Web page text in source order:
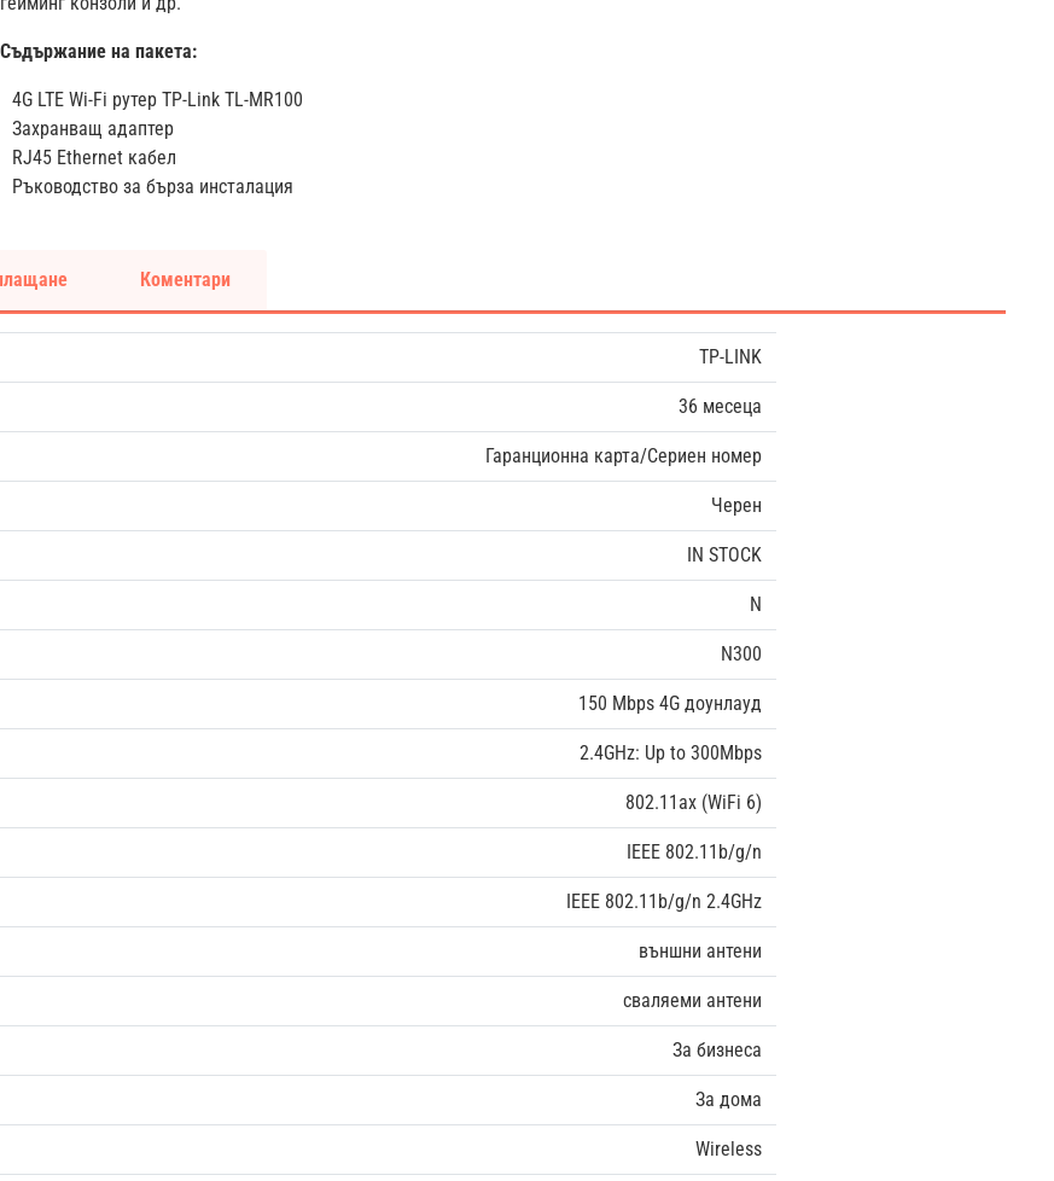
Съдържание на пакета:
4G LTE Wi-Fi рутер TP-Link TL-MR100
Захранващ адаптер
RJ45 Ethernet кабел
Ръководство за бърза инсталация
Коментари
TP-LINK
36 месеца
Гаранционна карта/Сериен номер
Черен
IN STOCK
N
N300
150 Mbps 4G доунлауд
2.4GHz: Up to 300Mbps
802.11ax (WiFi 6)
IEEE 802.11b/g/n
IEEE 802.11b/g/n 2.4GHz
външни антени
сваляеми антени
За бизнеса
За дома
Wireless